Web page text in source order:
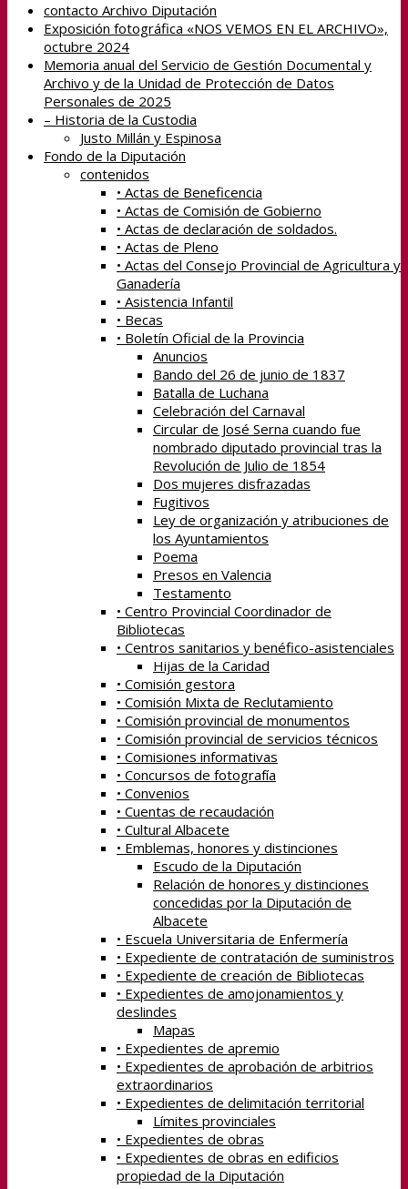
contacto Archivo Diputación
Exposición fotográfica «NOS VEMOS EN EL ARCHIVO»,
octubre 2024
Memoria anual del Servicio de Gestión Documental y
Archivo y de la Unidad de Protección de Datos
Personales de 2025
– Historia de la Custodia
Justo Millán y Espinosa
Fondo de la Diputación
contenidos
• Actas de Beneficencia
• Actas de Comisión de Gobierno
• Actas de declaración de soldados.
• Actas de Pleno
• Actas del Consejo Provincial de Agricultura y
Ganadería
• Asistencia Infantil
• Becas
• Boletín Oficial de la Provincia
Anuncios
Bando del 26 de junio de 1837
Batalla de Luchana
Celebración del Carnaval
Circular de José Serna cuando fue
nombrado diputado provincial tras la
Revolución de Julio de 1854
Dos mujeres disfrazadas
Fugitivos
Ley de organización y atribuciones de
los Ayuntamientos
Poema
Presos en Valencia
Testamento
• Centro Provincial Coordinador de
Bibliotecas
• Centros sanitarios y benéfico-asistenciales
Hijas de la Caridad
• Comisión gestora
• Comisión Mixta de Reclutamiento
• Comisión provincial de monumentos
• Comisión provincial de servicios técnicos
• Comisiones informativas
• Concursos de fotografía
• Convenios
• Cuentas de recaudación
• Cultural Albacete
• Emblemas, honores y distinciones
Escudo de la Diputación
Relación de honores y distinciones
concedidas por la Diputación de
Albacete
• Escuela Universitaria de Enfermería
• Expediente de contratación de suministros
• Expediente de creación de Bibliotecas
• Expedientes de amojonamientos y
deslindes
Mapas
• Expedientes de apremio
• Expedientes de aprobación de arbitrios
extraordinarios
• Expedientes de delimitación territorial
Límites provinciales
• Expedientes de obras
• Expedientes de obras en edificios
propiedad de la Diputación